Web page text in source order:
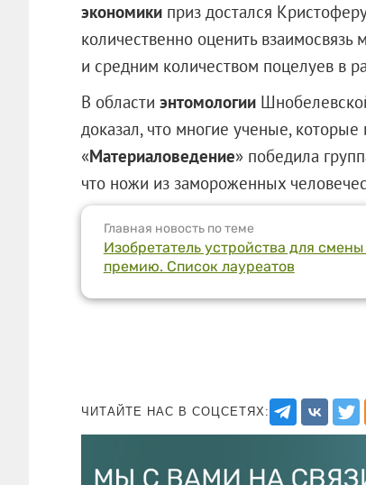
экономикиприз достался
количественно оценить
и средним количеством поцелуев в
В области энтомологии
доказал, что многие ученые,
«Материаловедение» победила
что ножи из замороженных
Главная новость по теме
Изобретатель устройства для
премию. Список лауреатов
ЧИТАЙТЕ НАС В СОЦСЕТЯХ: